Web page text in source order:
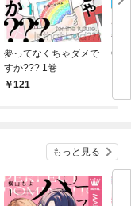
夢ってなくちゃダメで
すか??? 1巻
121
OH
もっと見る